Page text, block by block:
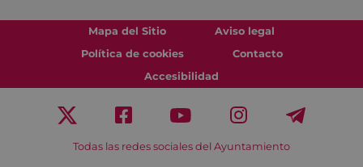
Mapa del Sitio
Aviso legal
Política de cookies
Contacto
Accesibilidad
Todas las redes sociales del Ayuntamiento